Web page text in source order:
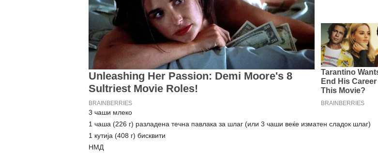
3 чаши млеко
1 чаша (226 г) разладена течна павлака за шлаг (или 3 чаши веќе изматен сладок шлаг)
1 кутија (408 г) бисквити
НМД